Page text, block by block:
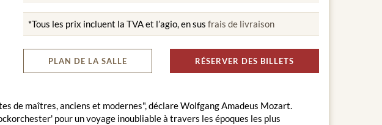
*Tous les prix incluent la TVA et l’agio, en sus frais de livraison
PLAN DE LA SALLE RÉSERVER DES BILLETS
de maîtres, anciens et modernes", déclare Wolfgang Amadeus Mozart.
pour un voyage inoubliable à travers les époques les plus